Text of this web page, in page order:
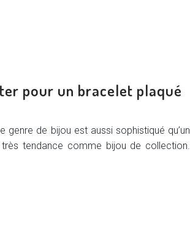
pour un bracelet plaqué
de bijou est aussi sophistiqué qu’un
tendance comme bijou de collection.